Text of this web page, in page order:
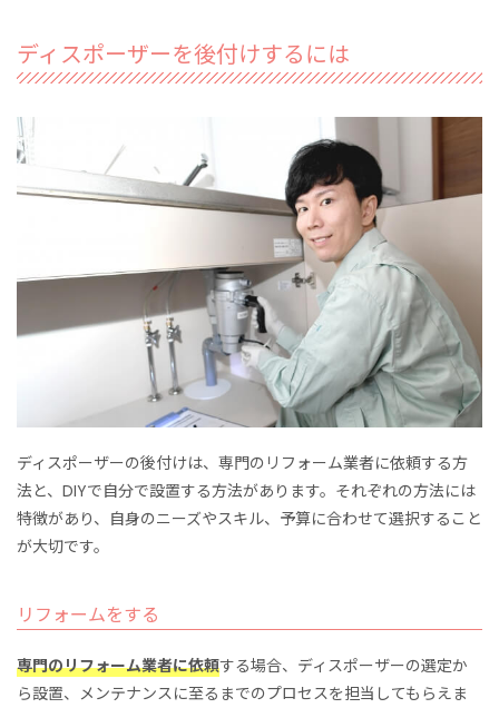
ディスポーザーを後付けするには
ディスポーザーの後付けは、専門のリフォーム業者に依頼する方
法と、DIYで自分で設置する方法があります。それぞれの方法には
特徴があり、自身のニーズやスキル、予算に合わせて選択すること
が大切です。
リフォームをする
専門のリフォーム業者に依頼する場合、ディスポーザーの選定か
ら設置、メンテナンスに至るまでのプロセスを担当してもらえま